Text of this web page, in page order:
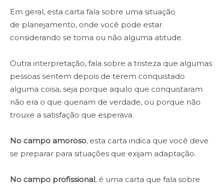
Em geral, esta carta fala sobre uma situação
de planejamento, onde você pode estar
considerando se toma ou não alguma atitude.
Outra interpretação, fala sobre a tristeza que algumas
pessoas sentem depois de terem conquistado
alguma coisa, seja porque aquilo que conquistaram
não era o que queriam de verdade, ou porque não
trouxe a satisfação que esperava.
No campo amoroso, esta carta indica que você deve
se preparar para situações que exijam adaptação.
No campo profissional, é uma carta que fala sobre